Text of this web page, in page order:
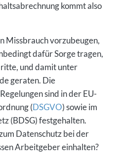
kommt also
Missbrauch vorzubeugen,
dafür Sorge tragen,
und damit unter
geraten. Die
sind in der EU-
(DSGVO) sowie im
(BDSG) festgehalten.
Datenschutz bei der
Arbeitgeber einhalten?